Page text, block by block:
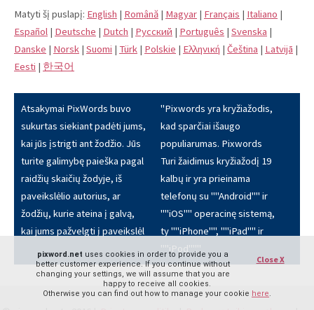
Matyti šį puslapį: English | Română | Magyar | Français | Italiano |
Español | Deutsche | Dutch | Pусский | Português | Svenska |
Danske | Norsk | Suomi | Türk | Polskie | Eλληνική | Čeština | Latvijā |
Eesti | 한국어
Atsakymai PixWords buvo
sukurtas siekiant padėti jums,
kai jūs įstrigti ant žodžio. Jūs
turite galimybę paieška pagal
raidžių skaičių žodyje, iš
paveikslėlio autorius, ar
žodžių, kurie ateina į galvą,
kai jums pažvelgti į paveikslėl
"Pixwords yra kryžiažodis,
kad sparčiai išaugo
populiarumas. Pixwords
Turi žaidimus kryžiažodį 19
kalbų ir yra prieinama
telefonų su ""Android"" ir
""iOS"" operacinę sistemą,
ty ""iPhone"", ""iPad"" ir
""iPod""."
Close X
pixword.net uses cookies in order to provide you a
better customer experience. If you continue without
changing your settings, we will assume that you are
happy to receive all cookies.
Otherwise you can find out how to manage your cookie here.